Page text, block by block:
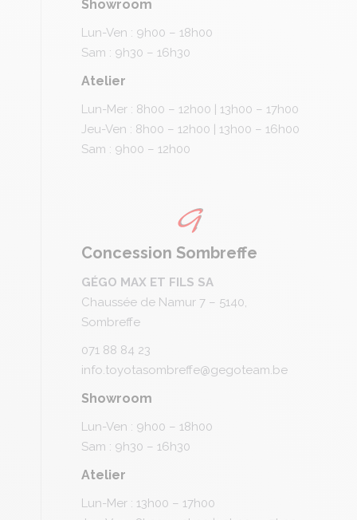
Showroom
Lun-Ven : 9h00 – 18h00
Sam : 9h30 – 16h30
Atelier
Lun-Mer : 8h00 – 12h00 | 13h00 – 17h00
Jeu-Ven : 8h00 – 12h00 | 13h00 – 16h00
Sam : 9h00 – 12h00
Concession Sombreffe
GÉGO MAX ET FILS SA
Chaussée de Namur 7 – 5140,
Sombreffe
071 88 84 23
info.toyotasombreffe@gegoteam.be
Showroom
Lun-Ven : 9h00 – 18h00
Sam : 9h30 – 16h30
Atelier
Lun-Mer : 13h00 – 17h00